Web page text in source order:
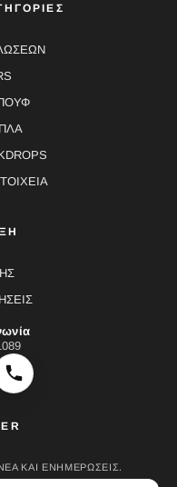
Κλήση
ΚΑΙ ΕΝΗΜΕΡΏΣΕΙΣ.